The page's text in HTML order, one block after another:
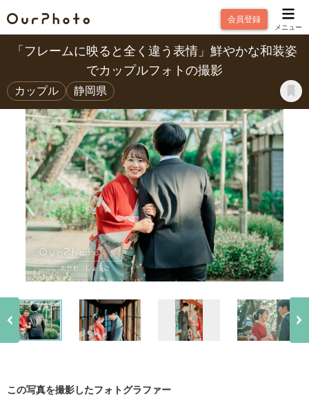
会員登録
メニュー
「フレームに映ると全く違う表情」鮮やかな和装姿
でカップルフォトの撮影
カップル 静岡県
この写真を撮影したフォトグラファー